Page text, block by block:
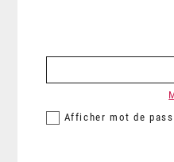
Afficher mot de